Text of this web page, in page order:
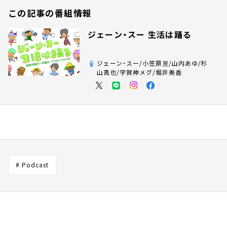
この記事の番組情報
ジェーン・スー 生活は踊る
ジェーン・スー/小笠原亘/山内あゆ/杉
山真也/宇賀神メグ/堀井美香
# Podcast